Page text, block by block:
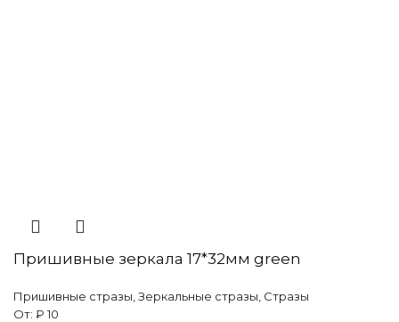
Пришивные зеркала 17*32мм green
Пришивные стразы Зеркальные стразы Стразы
От: ₽ 10